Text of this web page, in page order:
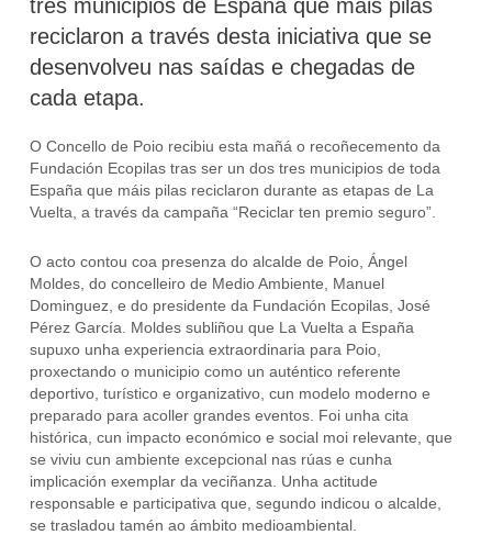
tres municipios de España que máis pilas
reciclaron a través desta iniciativa que se
desenvolveu nas saídas e chegadas de
cada etapa.
O Concello de Poio recibiu esta mañá o recoñecemento da
Fundación Ecopilas tras ser un dos tres municipios de toda
España que máis pilas reciclaron durante as etapas de La
Vuelta, a través da campaña “Reciclar ten premio seguro”.
O acto contou coa presenza do alcalde de Poio, Ángel
Moldes, do concelleiro de Medio Ambiente, Manuel
Dominguez, e do presidente da Fundación Ecopilas, José
Pérez García. Moldes subliñou que La Vuelta a España
supuxo unha experiencia extraordinaria para Poio,
proxectando o municipio como un auténtico referente
deportivo, turístico e organizativo, cun modelo moderno e
preparado para acoller grandes eventos. Foi unha cita
histórica, cun impacto económico e social moi relevante, que
se viviu cun ambiente excepcional nas rúas e cunha
implicación exemplar da veciñanza. Unha actitude
responsable e participativa que, segundo indicou o alcalde,
se trasladou tamén ao ámbito medioambiental.